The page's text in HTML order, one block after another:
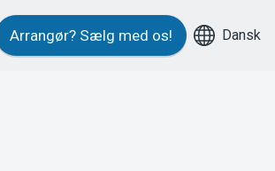
Arrangør? Sælg med os! Dansk